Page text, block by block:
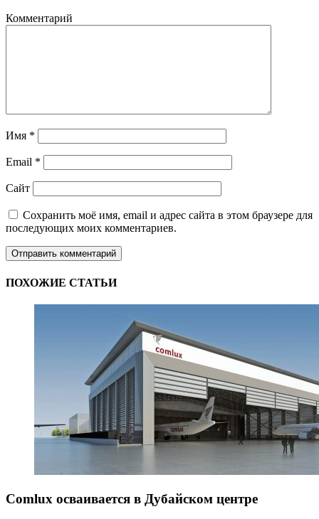
Комментарий
Имя *
Email *
Сайт
Сохранить моё имя, email и адрес сайта в этом браузере для
последующих моих комментариев.
ПОХОЖИЕ СТАТЬИ
Comlux осваивается в Дубайском центре